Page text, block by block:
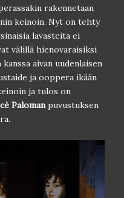
rakennetaan
keinoin. Nyt on tehty
lavasteita ei
välillä hienovaraisiksi
aivan uudenlaisen
ja ooppera ikään
ja tulos on
Palomanpuvustuksen